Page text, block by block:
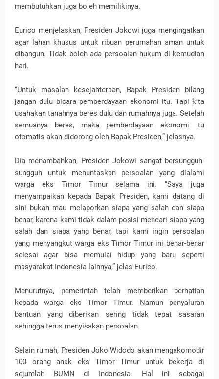
membutuhkan juga boleh memilikinya.
Eurico menjelaskan, Presiden Jokowi juga mengingatkan
agar lahan khusus untuk ribuan perumahan aman untuk
dibangun. Tidak boleh ada persoalan hukum di kemudian
hari.
“Untuk masalah kesejahteraan, Bapak Presiden bilang
jangan dulu bicara pemberdayaan ekonomi itu. Tapi kita
usahakan tanahnya beres dulu dan rumahnya juga. Setelah
semuanya beres, maka pemberdayaan ekonomi itu
otomatis akan didorong oleh Bapak Presiden,” jelasnya.
Dia menambahkan, Presiden Jokowi sangat bersungguh-
sungguh untuk menuntaskan persoalan yang dialami
warga eks Timor Timur selama ini. “Saya juga
menyampaikan kepada Bapak Presiden, kami datang di
sini bukan mau melaporkan siapa yang salah dan siapa
benar, karena kami tidak dalam posisi mencari siapa yang
salah dan siapa yang benar, tapi kami ingin persoalan
yang menyangkut warga eks Timor Timur ini benar-benar
selesai agar bisa memulai hidup yang baru seperti
masyarakat Indonesia lainnya,” jelas Eurico.
Menurutnya, pemerintah telah memberikan perhatian
kepada warga eks Timor Timur. Namun penyaluran
bantuan yang diberikan sering tidak tepat sasaran
sehingga terus menyisakan persoalan.
Selain rumah, Presiden Joko Widodo akan mengakomodir
100 orang anak eks Timor Timur untuk bekerja di
sejumlah BUMN di Indonesia. Hal ini sebagai